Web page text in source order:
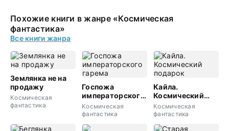
Похожие книги в жанре «Космическая
фантастика»
Все книги жанра
Землянка не на
продажу
Космическая
фантастика
Госпожа
императорского
гарема
Космическая
фантастика
Кайла.
Космический
подарок
Космическая
фантастика